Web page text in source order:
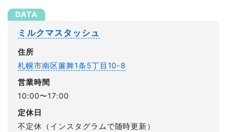
ミルクマスタッシュ
住所
札幌市南区簾舞1条5丁目10-8
営業時間
10:00〜17:00
定休日
不定休（インスタグラムで随時更新）